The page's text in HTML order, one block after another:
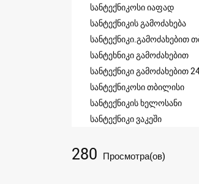
სანტექნიკოსი იაფად
სანტექნიკის გამოძახება
სანტექნიკი.გამოძახებით
სანტეხნიკი გამოძახებით
სანტექნიკი გამოძახებით
სანტექნიკოსი თბილისი
სანტექნიკის ხელოსანი
სანტექნიკი ვაკეში
280 Просмотра(ов)